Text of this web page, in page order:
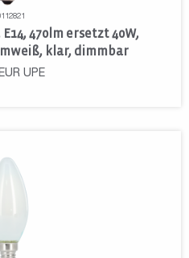
470lm ersetzt 40W,
klar, dimmbar
UPE